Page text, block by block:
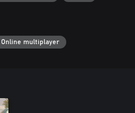
Online multiplayer